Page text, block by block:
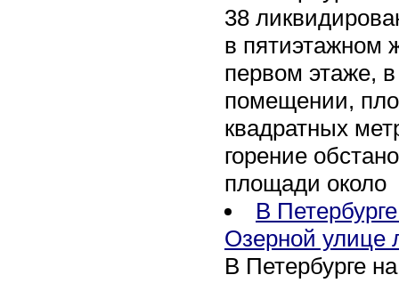
38
в пятиэтажном
первом этаже,
помещении,
квадратных
горение
площади около
В
Озерной улице
В Петербурге